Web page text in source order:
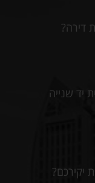
דירה?
יד שנייה
יקירכם?